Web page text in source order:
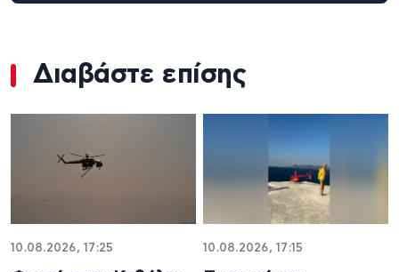
Διαβάστε επίσης
10.08.2026, 17:25 10.08.2026, 17:15